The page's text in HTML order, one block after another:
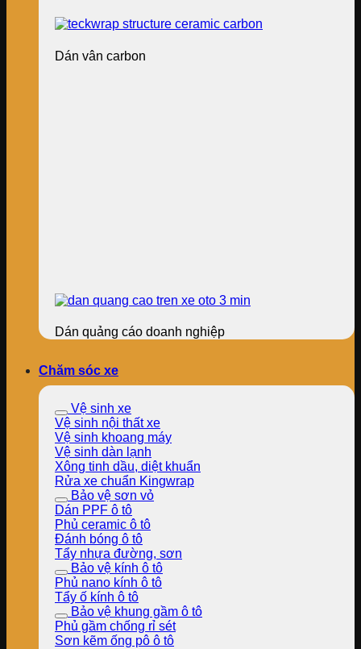
Dán vân carbon
Dán quảng cáo doanh nghiệp
Chăm sóc xe
Vệ sinh xe
Vệ sinh nội thất xe
Vệ sinh khoang máy
Vệ sinh dàn lạnh
Xông tinh dầu, diệt khuẩn
Rửa xe chuẩn Kingwrap
Bảo vệ sơn vỏ
Dán PPF ô tô
Phủ ceramic ô tô
Đánh bóng ô tô
Tẩy nhựa đường, sơn
Bảo vệ kính ô tô
Phủ nano kính ô tô
Tẩy ố kính ô tô
Bảo vệ khung gầm ô tô
Phủ gầm chống rỉ sét
Sơn kẽm ống pô ô tô